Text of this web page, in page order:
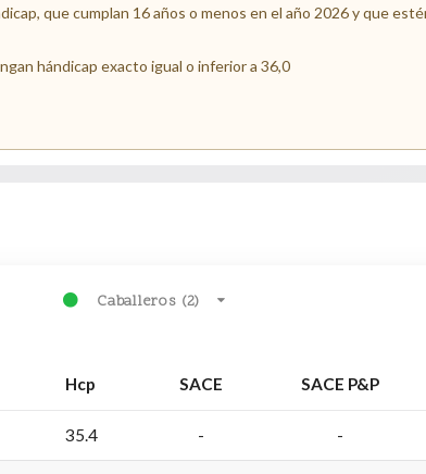
que cumplan 16 años o menos en el año 2026 y que
hándicap exacto igual o inferior a 36,0
Caballeros (2)
Hcp SACE SACE P&P
35.4 - -